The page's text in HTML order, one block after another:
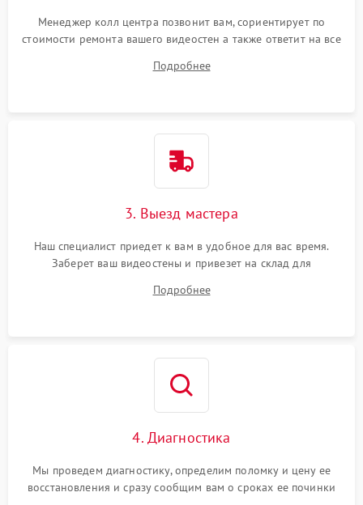
Менеджер колл центра позвонит вам, сориентирует по
стоимости ремонта вашего видеостен а также ответит на все
Подробнее
3. Выезд мастера
Наш специалист приедет к вам в удобное для вас время.
Заберет ваш видеостены и привезет на склад для
Подробнее
4. Диагностика
Мы проведем диагностику, определим поломку и цену ее
восстановления и сразу сообщим вам о сроках ее починки